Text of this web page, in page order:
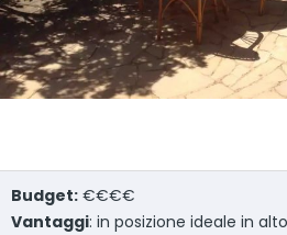
Budget: €€€€
Vantaggi: in posizione ideale in